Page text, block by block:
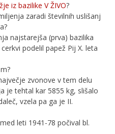
iz bazilike V ŽIVO?
zaradi številnih uslišanj
najstarejša (prva) bazilika
podelil papež Pij X. leta
zvonove v tem delu
je tehtal kar 5855 kg, slišalo
vzela pa ga je II.
leti 1941-78 počival bl.